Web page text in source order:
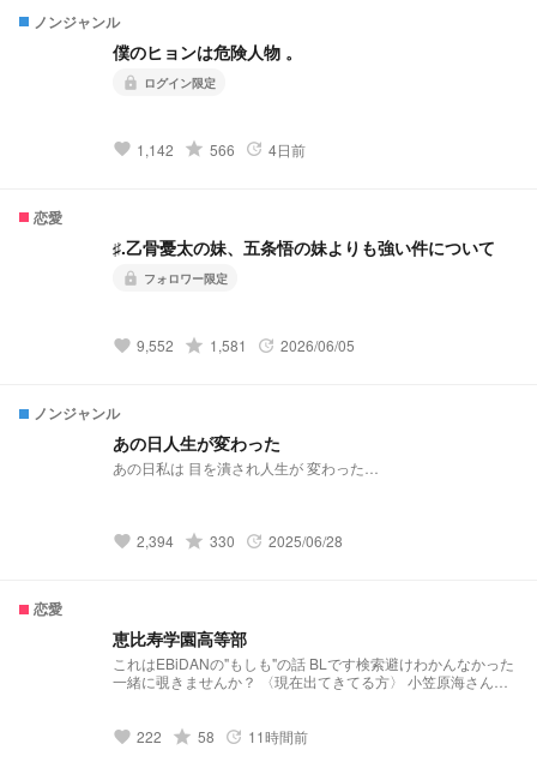
ノンジャンル
僕のヒョンは危険人物 。
lock ログイン限定
favorite 1,142 grade 566 update 4日前
恋愛
♯.乙骨憂太の妹、五条悟の妹よりも強い件について
lock フォロワー限定
favorite 9,552 grade 1,581 update 2026/06/05
ノンジャンル
あの日人生が変わった
あの日私は 目を潰され人生が 変わった…
favorite 2,394 grade 330 update 2025/06/28
恋愛
恵比寿学園高等部
これはEBiDANの"もしも"の話 BLです検索避けわかんなかった
一緒に覗きませんか？ 〈現在出てきてる方〉 小笠原海さん、
塩﨑太智さん、曽野瞬太さん、山中柔太朗さん 田中洸希さん
favorite 222 grade 58 update 11時間前